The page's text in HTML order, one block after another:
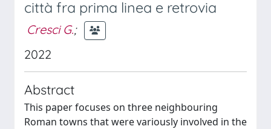
città fra prima linea e retrovia
Cresci G.;
2022
Abstract
This paper focuses on three neighbouring
Roman towns that were variously involved in the